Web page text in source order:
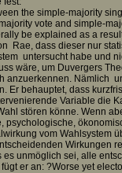
the simple-majority
vote and simple-
be explained as a
Rae, dass dieser nur
untersucht habe und
wäre, um Duvergers
anzuerkennen. Nämlich
Er behauptet, dass
Variable die
stören könne. Wenn
vom Wahlsystem
Wirkungen
unmöglich sei, alle
er an: ?Worse yet